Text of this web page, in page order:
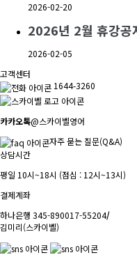
2026-02-20
2026년 2월 휴강공
2026-02-05
고객센터
1644-3260
카카오톡@스카이벨영어
자주 묻는 질문(Q&A)
상담시간
평일 10시~18시 (점심 : 12시~13시)
결제계좌
하나은행 345-890017-55204/
김미리(스카이벨)